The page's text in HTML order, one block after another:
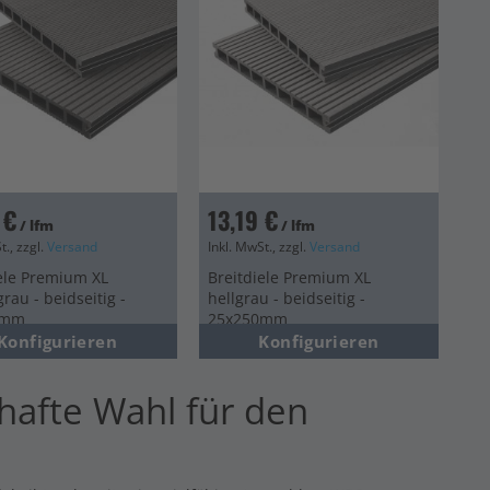
/ lfm
zzgl.Versand
Premium XL
- beidseitig -
13,19 €/ lfm
Inkl. MwSt., zzgl. Versand
Breitdiele Premium XL
hellgrau - beidseitig -
25x250mm
Konfigurieren
Wahl für den